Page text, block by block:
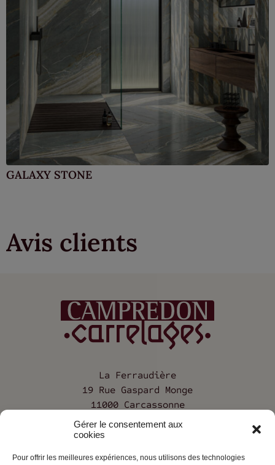
Gérer le consentement aux
cookies
Pour offrir les meilleures expériences, nous utilisons des technologies
GALAXY STONE
Avis clients
La Ferraudière
19 Rue Gaspard Monge
11000 Carcassonne
04 68 25 12 68